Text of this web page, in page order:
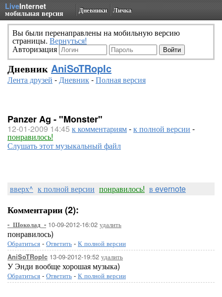
LiveInternet
мобильная версия Дневники Личка
Вы были перенаправлены на мобильную версию
страницы. Вернуться!
Авторизация
Дневник AniSoTRopIc
Лента друзей -Дневник-Полная версия
Panzer Ag - "Monster"
12-01-2009 14:45 к комментариям-к полной версии -
понравилось!
Слушать этот музыкальный файл
вверх^ к полной версии понравилось! в evernote
Комментарии (2):
-_Шоколад_- 10-09-2012-16:02 удалить
понравилось)
Обратиться - Ответить - К полной версии
AniSoTRopIc 13-09-2012-19:52 удалить
У Энди вообще хорошая музыка)
Обратиться - Ответить - К полной версии